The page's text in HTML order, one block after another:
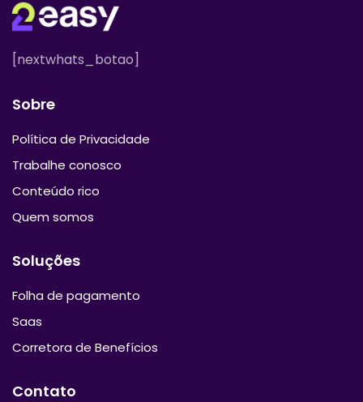
[nextwhats_botao]
Sobre
Política de Privacidade
Trabalhe conosco
Conteúdo rico
Quem somos
Soluções
Folha de pagamento
Saas
Corretora de Benefícios
Contato